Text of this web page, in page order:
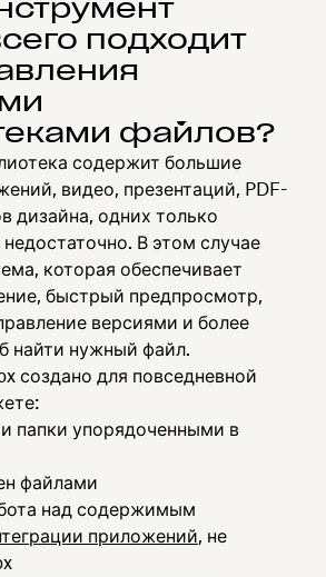
подходит
файлов?
содержит большие
видео, презентаций, PDF-
дизайна, одних только
В этом случае
которая обеспечивает
быстрый предпросмотр,
версиями и более
найти нужный файл.
создано для повседневной
папки упорядоченными в
файлами
над содержимым
приложений, не